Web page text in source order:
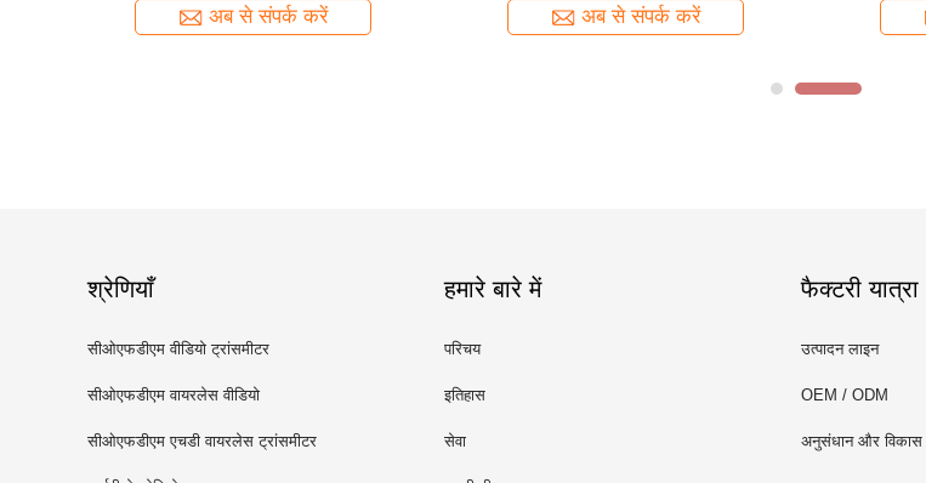
अब से संपर्क करें अब से संपर्क करें
श्रेणियाँ
सीओएफडीएम वीडियो ट्रांसमीटर
सीओएफडीएम वायरलेस वीडियो
ट्रांसमीटर
सीओएफडीएम एचडी वायरलेस ट्रांसमीटर
हमारे बारे में
परिचय
इतिहास
सेवा
फैक्टरी यात्रा
उत्पादन लाइन
OEM / ODM
अनुसंधान और विकास